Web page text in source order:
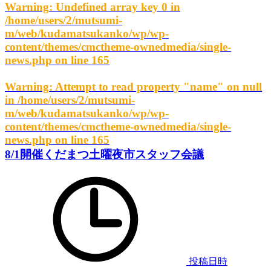
Warning: Undefined array key 0 in
/home/users/2/mutsumi-
m/web/kudamatsukanko/wp/wp-
content/themes/cmctheme-ownedmedia/single-
news.php on line 165
Warning: Attempt to read property "name" on null
in /home/users/2/mutsumi-
m/web/kudamatsukanko/wp/wp-
content/themes/cmctheme-ownedmedia/single-
news.php on line 165
8/1開催くだまつ土曜夜市スタッフ会議
投稿日時